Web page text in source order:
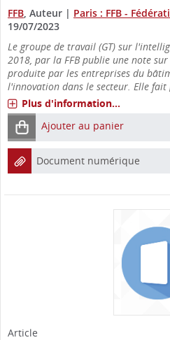
FFB , Auteur | Paris : FFB -
19/07/2023
Le groupe de travail (GT) sur
2018, par la FFB publie une note
produite par les entreprises du
l'innovation dans le secteur. Elle fait
Plus d'information...
Ajouter au panier
Document numérique
Article